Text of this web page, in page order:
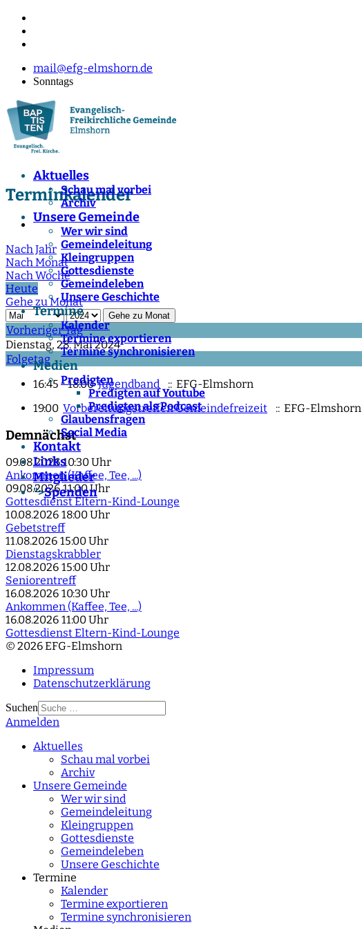
mail@efg-elmshorn.de
Sonntags
Aktuelles
Schau mal vorbei
Archiv
Unsere Gemeinde
Wer wir sind
Gemeindeleitung
Kleingruppen
Gottesdienste
Gemeindeleben
Unsere Geschichte
Termine
Kalender
Termine exportieren
Termine synchronisieren
Medien
Predigten
Predigten auf Youtube
Predigten als Podcast
Glaubensfragen
Social Media
Kontakt
Links
Mitglieder
">Spenden
Terminkalender
Nach Jahr
Nach Monat
Nach Woche
Heute
Gehe zu Monat
Gehe zu Monat
Vorheriger Tag
Dienstag, 28. Mai 2024
Folgetag
16:45 - 18:00Jugendband
:: EFG-Elmshorn
19:00 Vorbereitungstreffen Gemeindefreizeit :: EFG-Elmshorn
Demnächst
09.08.2026 10:30 Uhr
Ankommen (Kaffee, Tee, ...)
09.08.2026 11:00 Uhr
Gottesdienst Eltern-Kind-Lounge
10.08.2026 18:00 Uhr
Gebetstreff
11.08.2026 15:00 Uhr
Dienstagskrabbler
12.08.2026 15:00 Uhr
Seniorentreff
16.08.2026 10:30 Uhr
Ankommen (Kaffee, Tee, ...)
16.08.2026 11:00 Uhr
Gottesdienst Eltern-Kind-Lounge
© 2026 EFG-Elmshorn
Impressum
Datenschutzerklärung
Suchen
Type 2 or more
Anmelden
Aktuelles
Schau mal vorbei
Archiv
Unsere Gemeinde
Wer wir sind
Gemeindeleitung
Kleingruppen
Gottesdienste
Gemeindeleben
Unsere Geschichte
Termine
Kalender
Termine exportieren
Termine synchronisieren